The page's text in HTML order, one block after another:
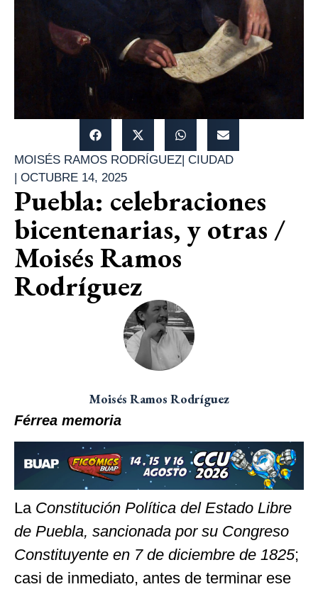
MOISÉS RAMOS RODRÍGUEZ CIUDAD
OCTUBRE 14, 2025
Puebla: celebraciones
bicentenarias, y otras /
Moisés Ramos
Rodríguez
Moisés Ramos Rodríguez
Férrea memoria
La Constitución Política del Estado Libre
de Puebla, sancionada por su Congreso
Constituyente en 7 de diciembre de 1825;
casi de inmediato, antes de terminar ese